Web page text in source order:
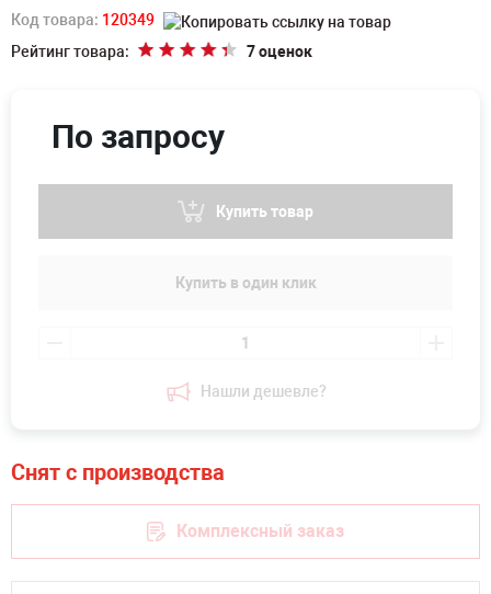
Код товара: 120349
Рейтинг товара:
7 оценок
Нашли дешевле?
По запросу
Купить товар
Купить в один клик
Комплексный заказ